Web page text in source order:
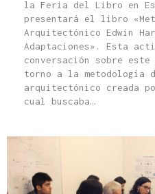
la Feria del Libro en
presentará el libro
Arquitectónico Edwin
Adaptaciones». Esta
conversación sobre
torno a la metodología
arquitectónico creada
cual buscaba…